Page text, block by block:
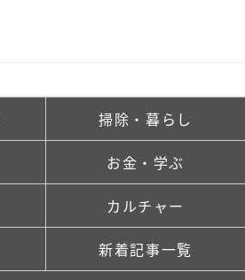
掃除・暮らし
お金・学ぶ
カルチャー
新着記事一覧